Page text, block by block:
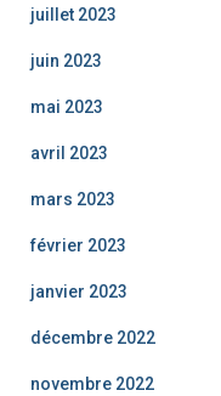
juillet 2023
juin 2023
mai 2023
avril 2023
mars 2023
février 2023
janvier 2023
décembre 2022
novembre 2022